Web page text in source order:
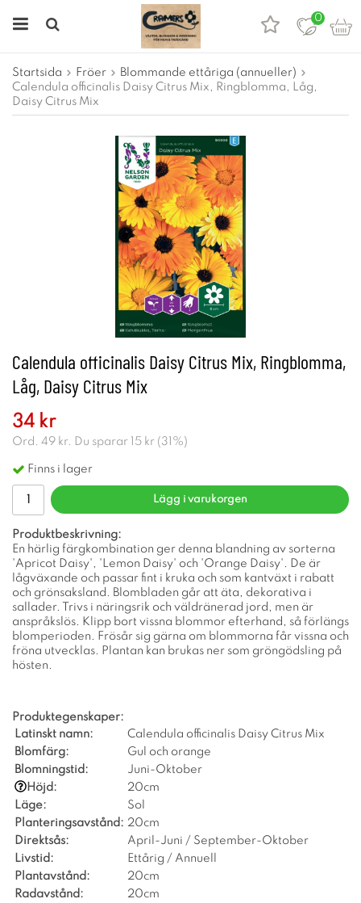
0
Startsida Fröer
Blommande ettåriga (annueller)
Calendula officinalis Daisy Citrus Mix, Ringblomma, Låg,
Daisy Citrus Mix
Calendula officinalis Daisy Citrus Mix, Ringblomma,
Låg, Daisy Citrus Mix
34 kr
Ord. 49 kr. Du sparar 15 kr ( 31 %)
Finns i lager
Lägg i varukorgen
Produktbeskrivning:
En härlig färgkombination ger denna blandning av sorterna
'Apricot Daisy', 'Lemon Daisy' och 'Orange Daisy'. De är
lågväxande och passar fint i kruka och som kantväxt i rabatt
och grönsaksland. Blombladen går att äta, dekorativa i
sallader. Trivs i näringsrik och väldränerad jord, men är
anspråkslös. Klipp bort vissna blommor efterhand, så förlängs
blomperioden. Frösår sig gärna om blommorna får vissna och
fröna utvecklas. Plantan kan brukas ner som gröngödsling på
hösten.
Produktegenskaper:
Latinskt namn:
Calendula officinalis Daisy Citrus Mix
Blomfärg:
Gul och orange
Blomningstid:
Juni-Oktober
Höjd:
20cm
Läge:
Sol
Planteringsavstånd: 20cm
Direktsås:
April-Juni / September-Oktober
Livstid:
Ettårig / Annuell
Plantavstånd:
20cm
Radavstånd:
20cm